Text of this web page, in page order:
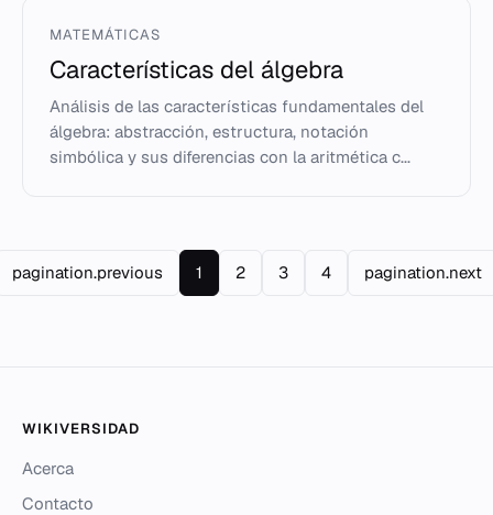
MATEMÁTICAS
Características del álgebra
Análisis de las características fundamentales del
álgebra: abstracción, estructura, notación
simbólica y sus diferencias con la aritmética c...
pagination.previous 1 2 3 4 pagination.next
WIKIVERSIDAD
Acerca
Contacto